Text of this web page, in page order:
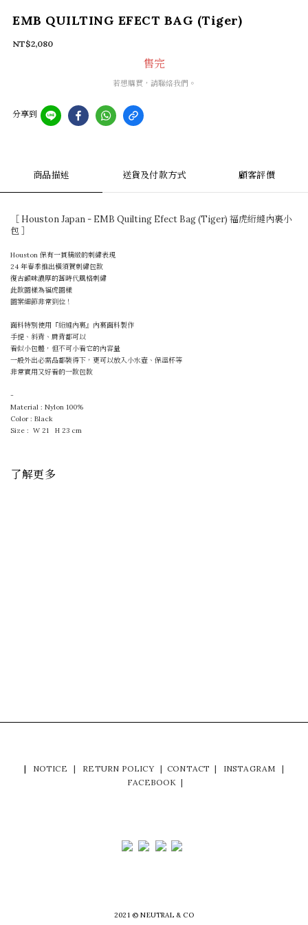
EMB QUILTING EFECT BAG (Tiger)
NT$2,080
售完
若想購買，請聯絡我們。
分享到
商品描述 送貨及付款方式 顧客評價
［ Houston Japan - EMB Quilting Efect Bag (Tiger) 福虎絎縫內裏小
包 ］
Houston 保有一貫精緻的刺繡表現
24 年春季推出橫須賀刺繡包款
復古韻味濃厚的舊時代風格刺繡
此款圖樣為福虎圖樣
圖案細節非常到位！
面料特別使用『絎縫內裏』內裏面料製作
手提、斜背、肩背都可以
看似小包體，但不可小看它的內容量
一般外出必需品都裝得下，更可以放入小水壺、保溫杯等
非常實用又好看的一款包款
-
Material : Nylon 100%
Color : Black
Size : W 21 H 23 cm
了解更多
| NOTICE | RETURN POLICY | CONTACT | INSTAGRAM
|
FACEBOOK |
2021 © NEUTRAL & CO